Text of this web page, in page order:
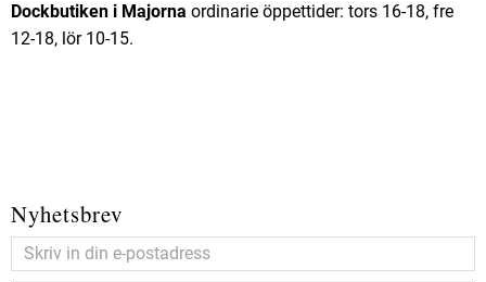
Dockbutiken i Majorna ordinarie öppettider: tors 16-18, fre
12-18, lör 10-15.
Nyhetsbrev